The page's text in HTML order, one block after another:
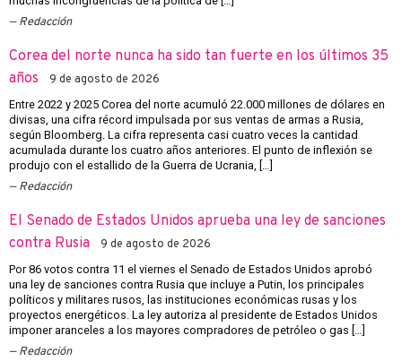
Redacción
Corea del norte nunca ha sido tan fuerte en los últimos 35
años
9 de agosto de 2026
Entre 2022 y 2025 Corea del norte acumuló 22.000 millones de dólares en
divisas, una cifra récord impulsada por sus ventas de armas a Rusia,
según Bloomberg. La cifra representa casi cuatro veces la cantidad
acumulada durante los cuatro años anteriores. El punto de inflexión se
produjo con el estallido de la Guerra de Ucrania, […]
Redacción
El Senado de Estados Unidos aprueba una ley de sanciones
contra Rusia
9 de agosto de 2026
Por 86 votos contra 11 el viernes el Senado de Estados Unidos aprobó
una ley de sanciones contra Rusia que incluye a Putin, los principales
políticos y militares rusos, las instituciones económicas rusas y los
proyectos energéticos. La ley autoriza al presidente de Estados Unidos
imponer aranceles a los mayores compradores de petróleo o gas […]
Redacción